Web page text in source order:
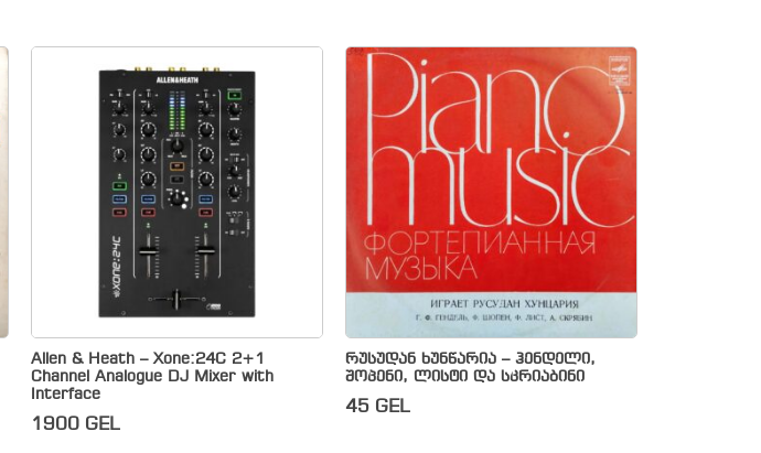
Allen & Heath – Xone:24C 2+1
Channel Analogue DJ Mixer with
Interface
1900 GEL
რუსუდან ხუნწარია – ჰენდელი,
შოპენი, ლისტი და სკრიაბინი
45 GEL